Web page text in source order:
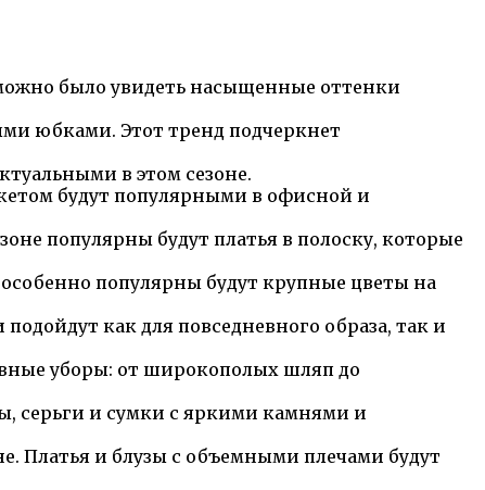
было увидеть насыщенные оттенки
юбками. Этот тренд подчеркнет
в этом сезоне.
будут популярными в офисной и
популярны будут платья в полоску, которые
популярны будут крупные цветы на
как для повседневного образа, так и
уборы: от широкополых шляп до
серьги и сумки с яркими камнями и
Платья и блузы с объемными плечами будут